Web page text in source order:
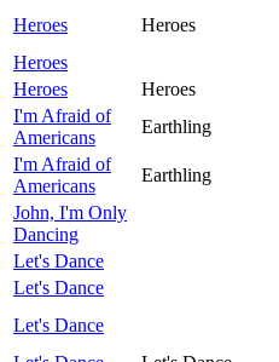
Heroes
Heroes
Heroes
Heroes
Heroes
I'm Afraid of
Americans
Earthling
I'm Afraid of
Americans
Earthling
John, I'm Only
Dancing
Let's Dance
Let's Dance
Let's Dance